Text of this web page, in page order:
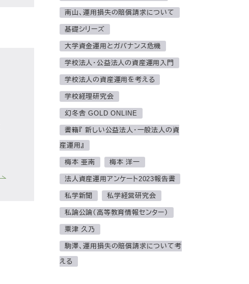
南山、運用損失の賠償請求について
基礎シリーズ
大学資金運用とガバナンス危機
学校法人・公益法人の資産運用入門
学校法人の資産運用を考える
学校経理研究会
幻冬舎 GOLD ONLINE
書籍『 新しい公益法人・一般法人の資
産運用』
梅本 亜南 梅本 洋一
法人資産運用アンケート2023報告書
私学新聞 私学経営研究会
私論公論（高等教育情報センター）
粟津 久乃
駒澤、運用損失の賠償請求について考
える